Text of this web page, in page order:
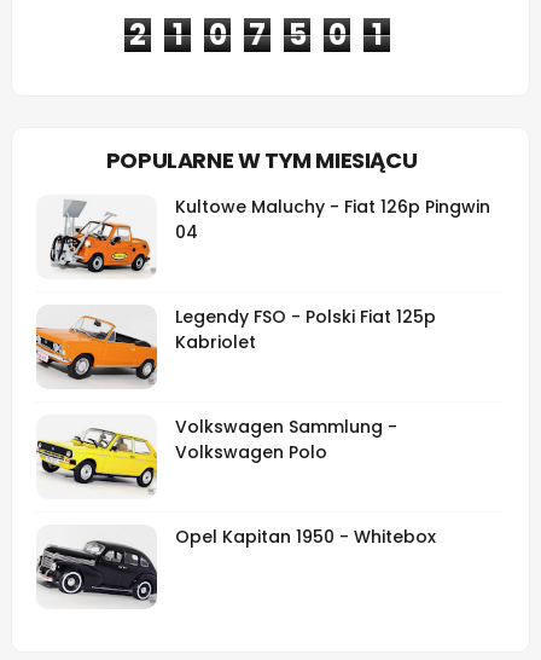
2 1 0 7 5 0 1
POPULARNE W TYM MIESIĄCU
Kultowe Maluchy - Fiat 126p Pingwin
04
Legendy FSO - Polski Fiat 125p
Kabriolet
Volkswagen Sammlung -
Volkswagen Polo
Opel Kapitan 1950 - Whitebox